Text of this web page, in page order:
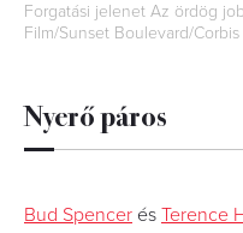
Forgatási jelenet Az ördög
Film/Sunset Boulevard/
Nyerő páros
Bud Spencer és Terence